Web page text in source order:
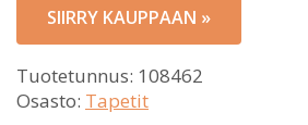
SIIRRY KAUPPAAN »
Tuotetunnus: 108462
Osasto: Tapetit